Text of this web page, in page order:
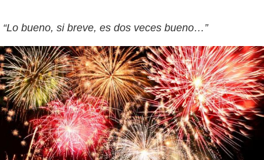
“Lo bueno, si breve, es dos veces bueno…”